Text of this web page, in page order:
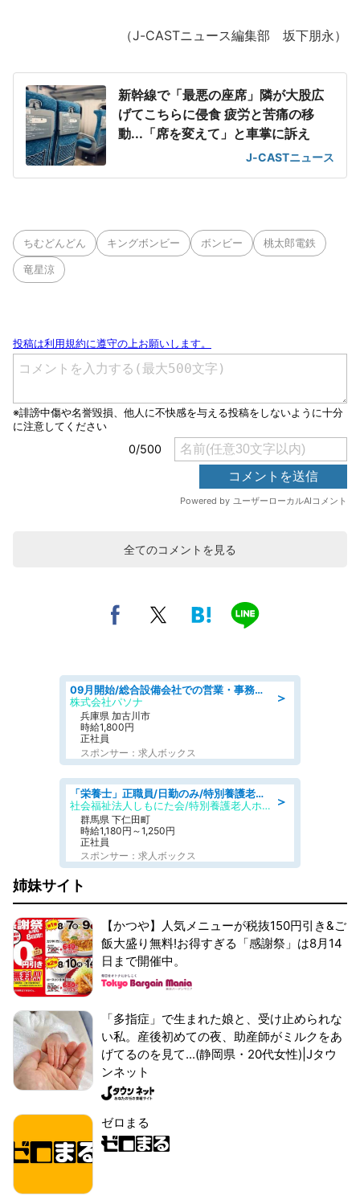
（J-CASTニュース編集部 坂下朋永）
新幹線で「最悪の座席」隣が大股広
げてこちらに侵食 疲労と苦痛の移
動...「席を変えて」と車掌に訴え
J-CASTニュース
ちむどんどん キングボンビー ボンビー 桃太郎電鉄
竜星涼
全てのコメントを見る
＞
09月開始/総合設備会社での営業・事務のお仕事/車通勤可/賞与あり/営業/営業事務
株式会社パソナ
兵庫県 加古川市
時給1,800円
正社員
スポンサー：求人ボックス
＞
「栄養士」正職員/日勤のみ/特別養護老人ホーム
社会福祉法人しもにた会/特別養護老人ホーム かぶらの里
群馬県 下仁田町
時給1,180円～1,250円
正社員
スポンサー：求人ボックス
姉妹サイト
【かつや】人気メニューが税抜150円引き&ご
飯大盛り無料!お得すぎる「感謝祭」は8月14
日まで開催中。
「多指症」で生まれた娘と、受け止められな
い私。産後初めての夜、助産師がミルクをあ
げてるのを見て...(静岡県・20代女性)|Jタウ
ンネット
ゼロまる